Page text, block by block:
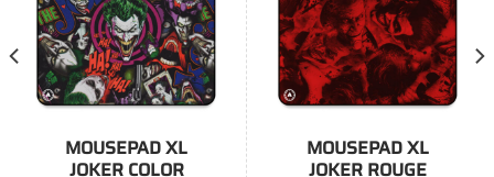
MOUSEPAD XL
JOKER COLOR
MOUSEPAD XL
JOKER ROUGE